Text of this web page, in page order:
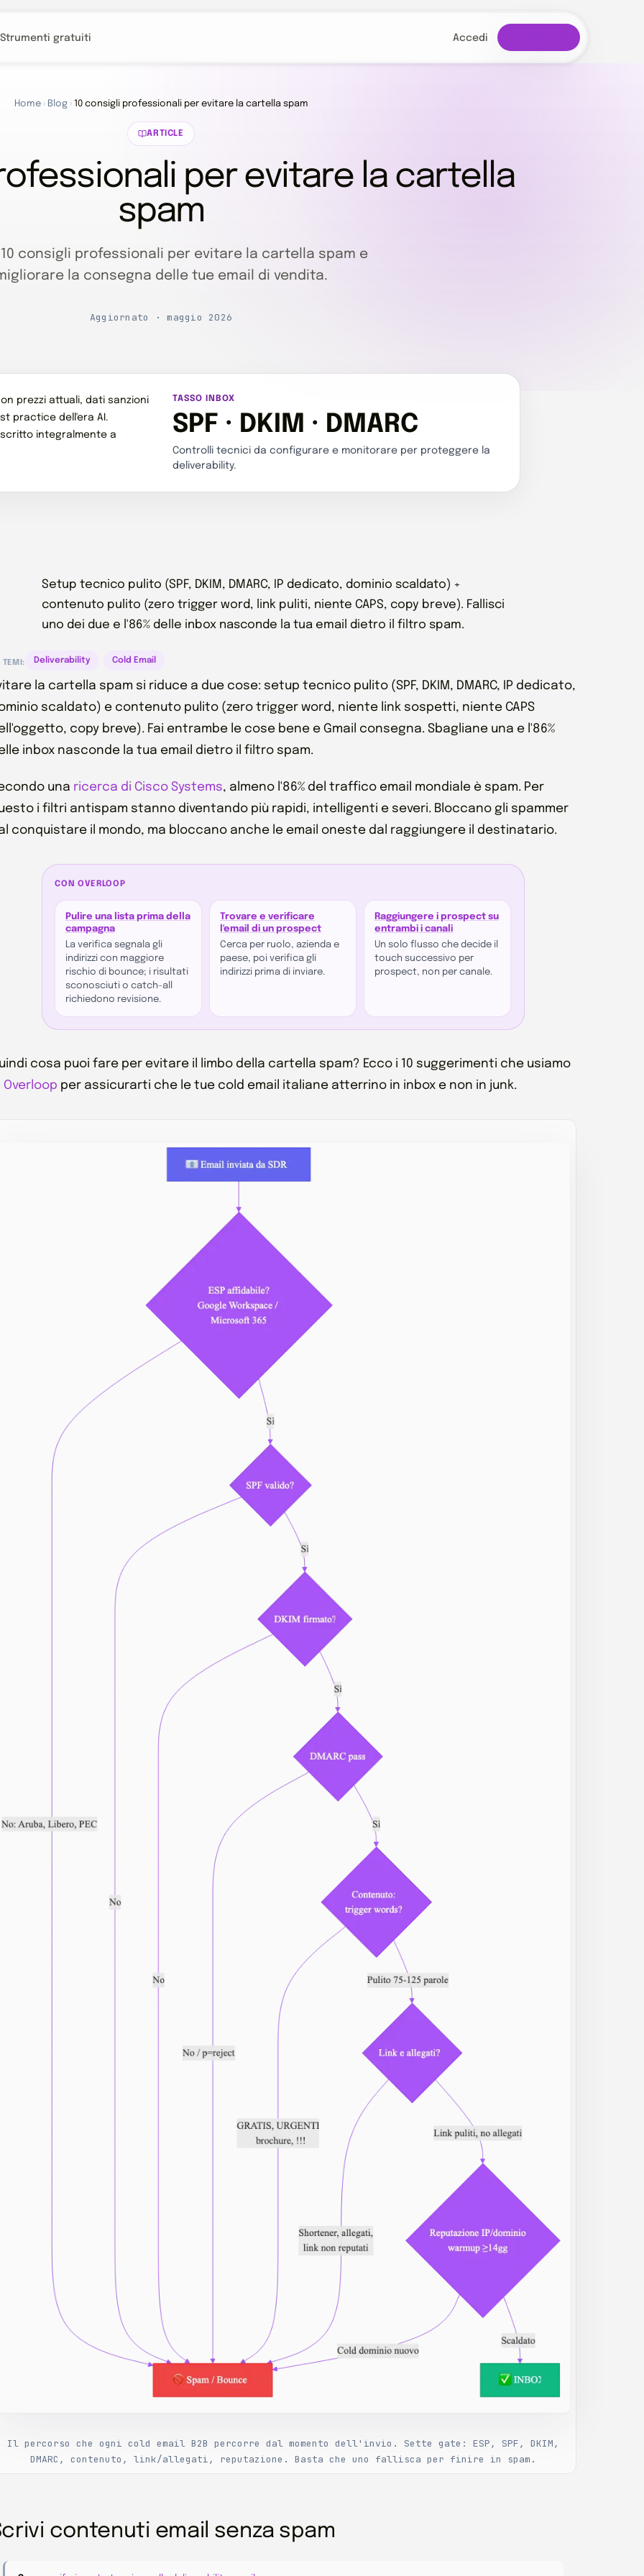
Strumenti gratuiti Accedi
Home › Blog › 10 consigli professionali per evitare la cartella spam
ARTICLE
per evitare la cartella
spam
consigli professionali per evitare la cartella spam e
la consegna delle tue email di vendita.
Aggiornato · maggio 2026
prezzi attuali, dati sanzioni
practice dell'era AI.
integralmente a
TASSO INBOX
SPF · DKIM · DMARC
Controlli tecnici da configurare e monitorare per proteggere la
deliverability.
Setup tecnico pulito (SPF, DKIM, DMARC, IP dedicato, dominio scaldato) +
contenuto pulito (zero trigger word, link puliti, niente CAPS, copy breve). Fallisci
uno dei due e l'86% delle inbox nasconde la tua email dietro il filtro spam.
TEMI: Deliverability Cold Email
la cartella spam si riduce a due cose: setup tecnico pulito (SPF, DKIM, DMARC, IP dedicato,
scaldato) e contenuto pulito (zero trigger word, niente link sospetti, niente CAPS
copy breve). Fai entrambe le cose bene e Gmail consegna. Sbagliane una e l'86%
inbox nasconde la tua email dietro il filtro spam.
una ricerca di Cisco Systems, almeno l'86% del traffico email mondiale è spam. Per
i filtri antispam stanno diventando più rapidi, intelligenti e severi. Bloccano gli spammer
conquistare il mondo, ma bloccano anche le email oneste dal raggiungere il destinatario.
CON OVERLOOP
Pulire una lista prima della
campagna
La verifica segnala gli
indirizzi con maggiore
rischio di bounce; i risultati
sconosciuti o catch-all
richiedono revisione.
Trovare e verificare
l'email di un prospect
Cerca per ruolo, azienda e
paese, poi verifica gli
indirizzi prima di inviare.
Raggiungere i prospect su
entrambi i canali
Un solo flusso che decide il
touch successivo per
prospect, non per canale.
cosa puoi fare per evitare il limbo della cartella spam? Ecco i 10 suggerimenti che usiamo
Overloop per assicurarti che le tue cold email italiane atterrino in inbox e non in junk.
Il percorso che ogni cold email B2B percorre dal momento dell'invio. Sette gate: ESP, SPF, DKIM,
DMARC, contenuto, link/allegati, reputazione. Basta che uno fallisca per finire in spam.
contenuti email senza spam